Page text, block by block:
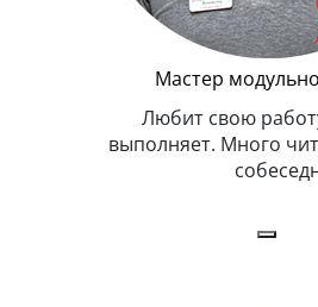
Мастер
Любит свою
выполняет. Много